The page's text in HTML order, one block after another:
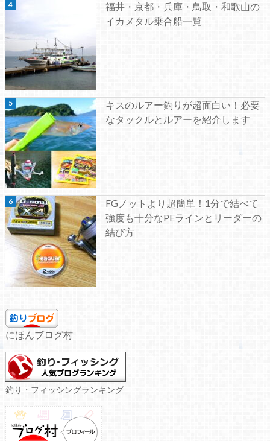
福井・京都・兵庫・鳥取・和歌山の
イカメタル乗合船一覧
キスのルアー釣りが超面白い！必要
なタックルとルアーを紹介します
FGノットより超簡単！1分で結べて
強度も十分なPEラインとリーダーの
結び方
にほんブログ村
釣り・フィッシングランキング